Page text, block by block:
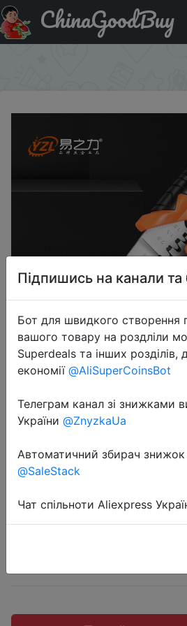
Купити на розпродажі
плоскогубцы для зачистки
ChinaGoodBuy
плоскогубцы для
проводов,
$7.5
Підпишись на канали та
Бот для швидкого створення
вашого товару на роздліли
Superdeals та інших розділів,
економії @AliSuperCoinsBot
Телеграм канал зі знижками
України @ZnyzkaUa
Автоматичний збирач знижок
@SaleStack
Чат спільноти Aliexpress